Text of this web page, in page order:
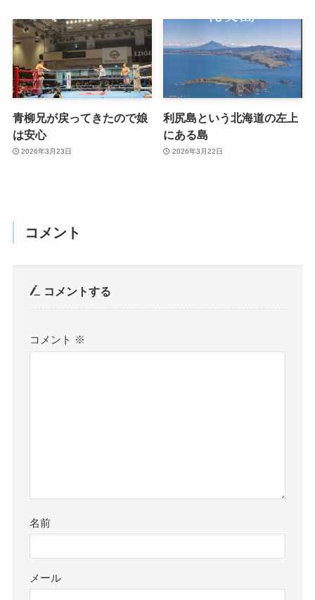
青柳兄が戻ってきたので娘
は安心
2026年3月23日
利尻島という北海道の左上
にある島
2026年3月22日
コメント
コメントする
コメント ※
名前
メール